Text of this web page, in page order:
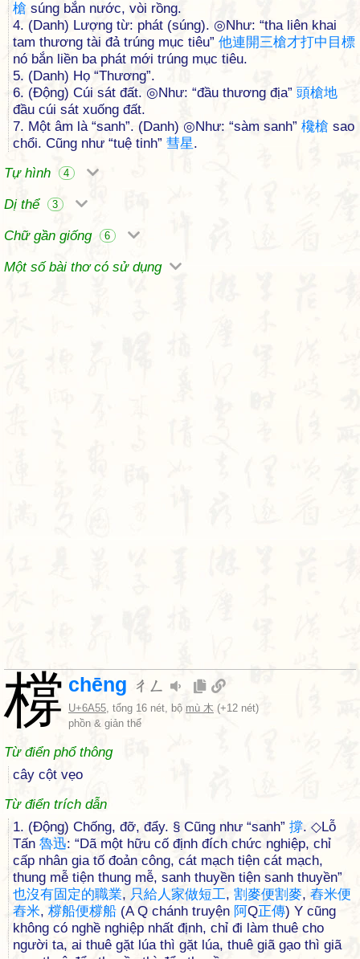
槍 súng bắn nước, vòi rồng.
4. (Danh) Lượng từ: phát (súng). ◎Như: “tha liên khai
tam thương tài đả trúng mục tiêu” 他連開三槍才打中 目標
nó bắn liền ba phát mới trúng mục tiêu.
5. (Danh) Họ “Thương”.
6. (Động) Cúi sát đất. ◎Như: “đầu thương địa” 頭槍地
đầu cúi sát xuống đất.
7. Một âm là “sanh”. (Danh) ◎Như: “sàm sanh” 欃槍 sao
chổi. Cũng như “tuệ tinh” 彗星.
Tự hình
4
Dị thể 3
Chữ gần giống 6
Một số bài thơ có sử dụng
橕 chēng ㄔㄥ
U+6A55, tổng 16 nét, bộ mù 木 (+12 nét)
phồn & giản thể
Từ điển phổ thông
cây cột vẹo
Từ điển trích dẫn
1. (Động) Chống, đỡ, đẩy. § Cũng như “sanh” 撐. ◇Lỗ
Tấn 魯迅: “Dã một hữu cố định đích chức nghiệp, chỉ
cấp nhân gia tố đoản công, cát mạch tiện cát mạch,
thung mễ tiện thung mễ, sanh thuyền tiện sanh thuyền”
也沒有固 定的職業, 只給人家做短工, 割麥便割麥, 舂米便
舂米, 橕船便橕船 (A Q chánh truyện 阿Q正傳) Y cũng
không có nghề nghiệp nhất định, chỉ đi làm thuê cho
người ta, ai thuê gặt lúa thì gặt lúa, thuê giã gạo thì giã